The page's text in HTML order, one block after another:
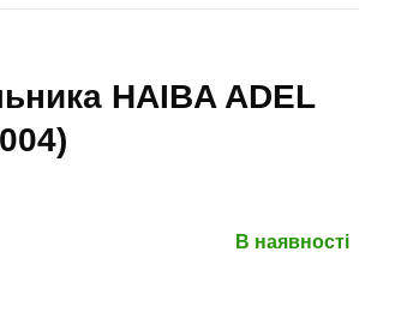
HAIBA ADEL
В наявності